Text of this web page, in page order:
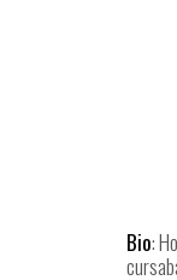
Bio: